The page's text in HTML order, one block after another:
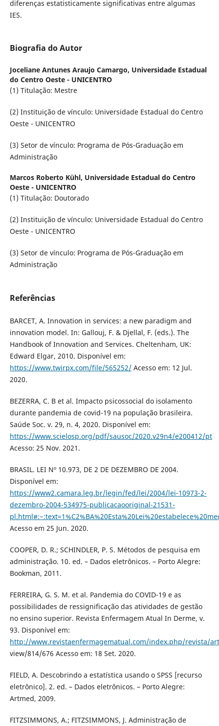
diferenças estatisticamente significativas entre algumas
IES.
Biografia do Autor
Joceliane Antunes Araujo Camargo, Universidade Estadual
do Centro Oeste - UNICENTRO
(1) Titulação: Mestre
(2) Instituição de vínculo: Universidade Estadual do Centro
Oeste - UNICENTRO
(3) Setor de vínculo: Programa de Pós-Graduação em
Administração
Marcos Roberto Kühl, Universidade Estadual do Centro
Oeste - UNICENTRO
(1) Titulação: Doutorado
(2) Instituição de vínculo: Universidade Estadual do Centro
Oeste - UNICENTRO
(3) Setor de vínculo: Programa de Pós-Graduação em
Administração
Referências
BARCET, A. Innovation in services: a new paradigm and
innovation model. In: Gallouj, F. & Djellal, F. (eds.). The
Handbook of Innovation and Services. Cheltenham, UK:
Edward Elgar, 2010. Disponível em:
https://www.twirpx.com/file/565252/Acesso em: 12 Jul.
2020.
BEZERRA, C. B et al. Impacto psicossocial do isolamento
durante pandemia de covid-19 na população brasileira.
Saúde Soc. v. 29, n. 4, 2020. Disponível em:
https://www.scielosp.org/pdf/sausoc/2020.v29n4/e200412/pt
Acesso: 25 Nov. 2021.
BRASIL. LEI Nº 10.973, DE 2 DE DEZEMBRO DE 2004.
Disponível em:
https://www2.camara.leg.br/legin/fed/lei/2004/lei-10973-2-
dezembro-2004-534975-publicacaooriginal-21531-
Acesso em 25 Jun. 2020.
COOPER, D. R.; SCHINDLER, P. S. Métodos de pesquisa em
administração. 10. ed. – Dados eletrônicos. – Porto Alegre:
Bookman, 2011.
FERREIRA, G. S. M. et al. Pandemia do COVID-19 e as
possibilidades de ressignificação das atividades de gestão
no ensino superior. Revista Enfermagem Atual In Derme, v.
93. Disponível em:
http://www.revistaenfermagematual.com/index.php/revista/
view/814/676 Acesso em: 18 Set. 2020.
FIELD, A. Descobrindo a estatística usando o SPSS [recurso
eletrônico]. 2. ed. – Dados eletrônicos. – Porto Alegre:
Artmed, 2009.
FITZSIMMONS, A.; FITZSIMMONS, J. Administração de